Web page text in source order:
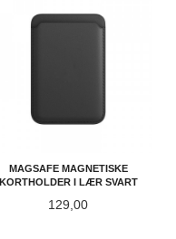
MAGSAFE MAGNETISKE
KORTHOLDER I LÆR SVART
Pris
129,00